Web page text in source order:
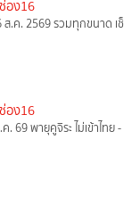
อง16
.ค. 2569 รวมทุกขนาด เช็
อง16
พายุคูจิระ ไม่เข้าไทย -